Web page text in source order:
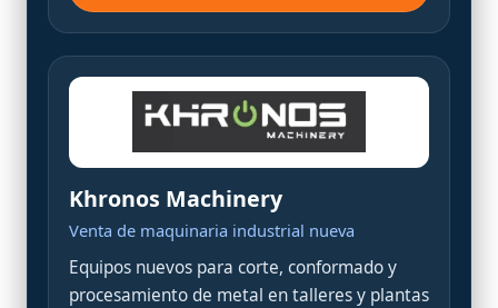
Khronos Machinery
Venta de maquinaria industrial nueva
Equipos nuevos para corte, conformado y
procesamiento de metal en talleres y plantas